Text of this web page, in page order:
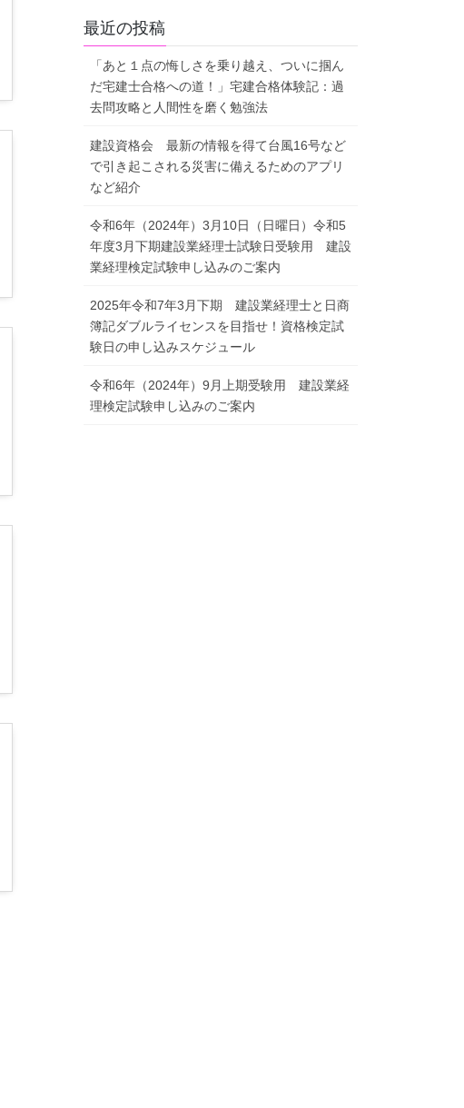
最近の投稿
「あと１点の悔しさを乗り越え、ついに掴ん
だ宅建士合格への道！」宅建合格体験記：過
去問攻略と人間性を磨く勉強法
建設資格会 最新の情報を得て台風16号など
で引き起こされる災害に備えるためのアプリ
など紹介
令和6年（2024年）3月10日（日曜日）令和5
年度3月下期建設業経理士試験日受験用 建設
業経理検定試験申し込みのご案内
2025年令和7年3月下期 建設業経理士と日商
簿記ダブルライセンスを目指せ！資格検定試
験日の申し込みスケジュール
令和6年（2024年）9月上期受験用 建設業経
理検定試験申し込みのご案内